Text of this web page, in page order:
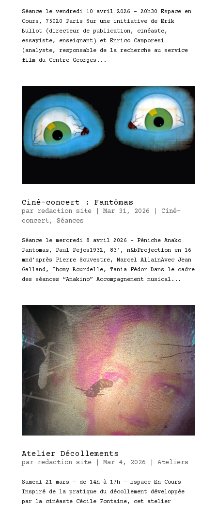
Séance le vendredi 10 avril 2026 – 20h30 Espace en
Cours, 75020 Paris Sur une initiative de Erik
Bullot (directeur de publication, cinéaste,
essayiste, enseignant) et Enrico Camporesi
(analyste, responsable de la recherche au service
film du Centre Georges...
Ciné-concert : Fantômas
par redaction site| Mar 31, 2026
Ciné-
concert, Séances
Séance le mercredi 8 avril 2026 – Péniche Anako
Fantomas, Paul Fejos1932, 83′, n&bProjection en 16
mmd’après Pierre Souvestre, Marcel AllainAvec Jean
Galland, Thomy Bourdelle, Tania Fédor Dans le cadre
des séances “Anakino” Accompagnement musical...
Atelier Décollements
par redaction site| Mar 4, 2026 Ateliers
Samedi 21 mars – de 14h à 17h – Espace En Cours
Inspiré de la pratique du décollement développée
par la cinéaste Cécile Fontaine, cet atelier